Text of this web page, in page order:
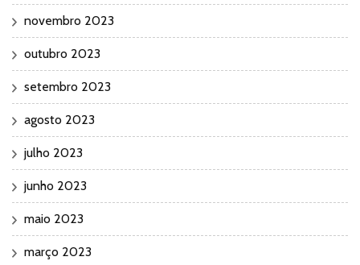
novembro 2023
outubro 2023
setembro 2023
agosto 2023
julho 2023
junho 2023
maio 2023
março 2023